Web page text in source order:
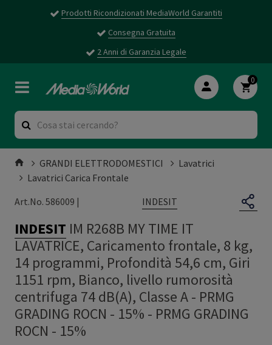
Prodotti Ricondizionati MediaWorld Garantiti
Consegna Gratuita
2 Anni di Garanzia Legale
0
GRANDI ELETTRODOMESTICI
Lavatrici
Lavatrici Carica Frontale
Art.No. 586009 |
INDESIT
INDESIT IM R268B MY TIME IT
LAVATRICE, Caricamento frontale, 8 kg,
14 programmi, Profondità 54,6 cm, Giri
1151 rpm, Bianco, livello rumorosità
centrifuga 74 dB(A), Classe A - PRMG
GRADING ROCN - 15% - PRMG GRADING
ROCN - 15%